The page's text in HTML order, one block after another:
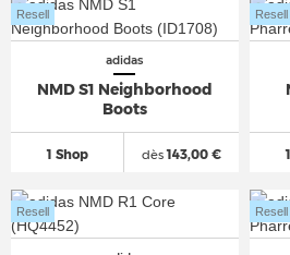
adidas
NMD S1 Neighborhood
Boots
1 Shop
Resell
dès143,00 €
Resell
Resell Resell